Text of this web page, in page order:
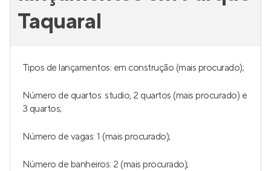
Taquaral
Tipos de lançamentos: em construção (mais procurado);
Número de quartos: studio, 2 quartos (mais procurado) e
3 quartos;
Número de vagas: 1 (mais procurado);
Número de banheiros: 2 (mais procurado);